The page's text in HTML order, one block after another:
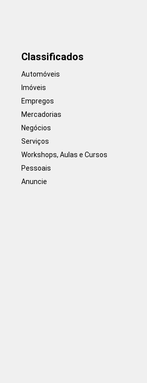
Classificados
Automóveis
Imóveis
Empregos
Mercadorias
Negócios
Serviços
Workshops, Aulas e Cursos
Pessoais
Anuncie